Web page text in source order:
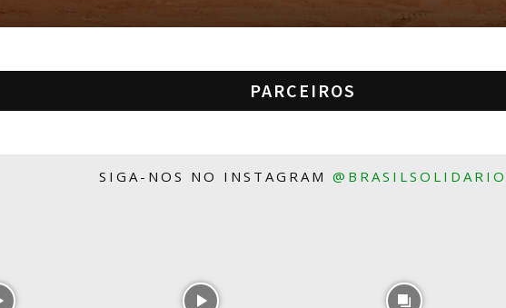
PARCEIROS
SIGA-NOS NO INSTAGRAM @BRASILSOLIDARIO